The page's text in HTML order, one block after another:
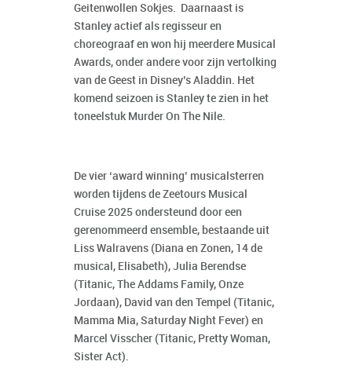
Geitenwollen Sokjes. Daarnaast is
Stanley actief als regisseur en
choreograaf en won hij meerdere Musical
Awards, onder andere voor zijn vertolking
van de Geest in Disney’s Aladdin. Het
komend seizoen is Stanley te zien in het
toneelstuk Murder On The Nile.
De vier ‘award winning’ musicalsterren
worden tijdens de Zeetours Musical
Cruise 2025 ondersteund door een
gerenommeerd ensemble, bestaande uit
Liss Walravens ( Diana en Zonen, 14 de
musical, Elisabeth), Julia Berendse
(Titanic, The Addams Family, Onze
Jordaan), David van den Tempel (Titanic,
Mamma Mia, Saturday Night Fever) en
Marcel Visscher (Titanic, Pretty Woman,
Sister Act).